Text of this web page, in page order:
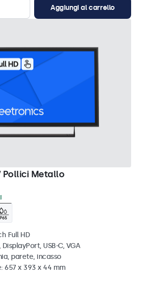
Aggiungi al carrello
Pollici Metallo
Full HD
USB-C, VGA
parete, incasso
657 x 393 x 44 mm